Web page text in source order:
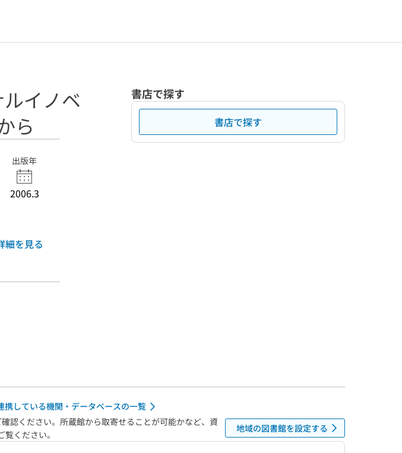
イノベ
ら
出版年
2006.3
細を見る
書店で探す
書店で探す
携している機関・データベースの一覧
認ください。所蔵館から取寄せることが可能かなど、資
覧ください。
地域の図書館を設定する